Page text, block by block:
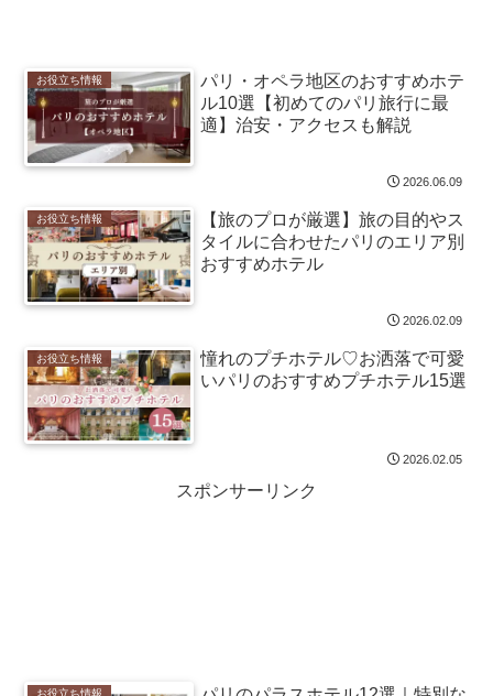
お役立ち情報
パリ・オペラ地区のおすすめホテ
ル10選【初めてのパリ旅行に最
適】治安・アクセスも解説
2026.06.09
お役立ち情報
【旅のプロが厳選】旅の目的やス
タイルに合わせたパリのエリア別
おすすめホテル
2026.02.09
お役立ち情報
憧れのプチホテル♡お洒落で可愛
いパリのおすすめプチホテル15選
2026.02.05
スポンサーリンク